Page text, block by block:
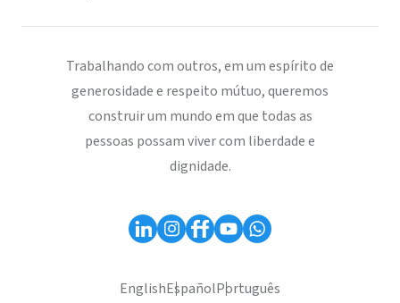
Trabalhando com outros, em um espírito de
generosidade e respeito mútuo, queremos
construir um mundo em que todas as
pessoas possam viver com liberdade e
dignidade.
EnglishEspañolPortuguês